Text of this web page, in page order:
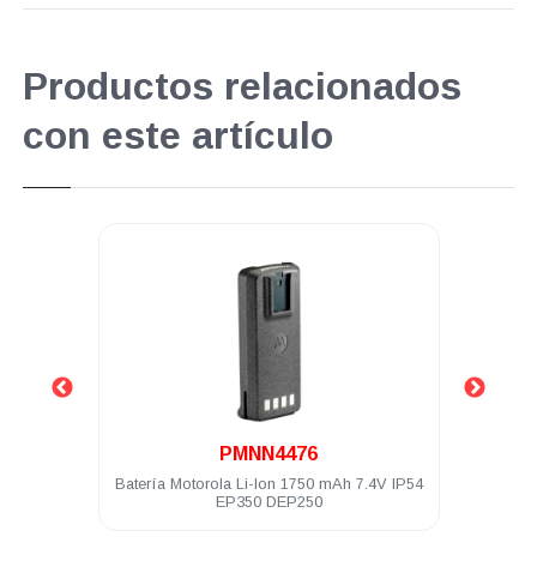
Productos relacionados
con este artículo
.
PMNN4476
Batería Motorola Li-Ion 1750 mAh 7.4V IP54
EP350 DEP250